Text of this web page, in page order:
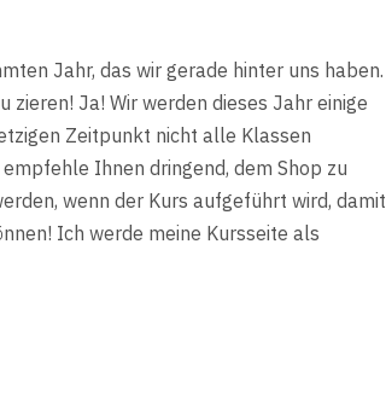
Jahr, das wir gerade hinter uns haben.
zieren! Ja! Wir werden dieses Jahr einige
Zeitpunkt nicht alle Klassen
Ihnen dringend, dem Shop zu
wenn der Kurs aufgeführt wird, damit
Ich werde meine Kursseite als